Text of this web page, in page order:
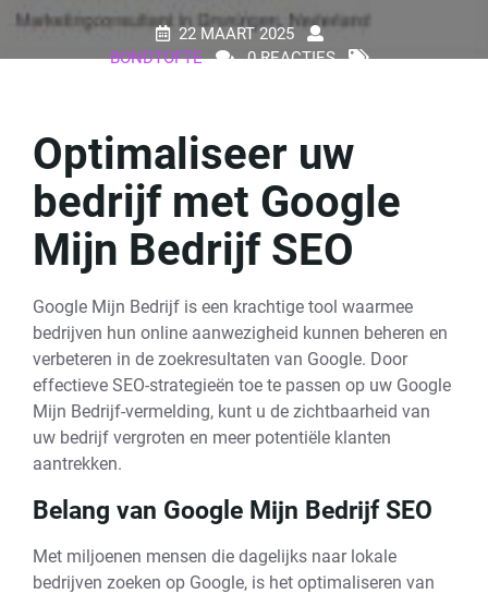
22 MAART 2025
BONDTOFTE
0 REACTIES
Optimaliseer uw
bedrijf met Google
Mijn Bedrijf SEO
Google Mijn Bedrijf is een krachtige tool waarmee
bedrijven hun online aanwezigheid kunnen beheren en
verbeteren in de zoekresultaten van Google. Door
effectieve SEO-strategieën toe te passen op uw Google
Mijn Bedrijf-vermelding, kunt u de zichtbaarheid van
uw bedrijf vergroten en meer potentiële klanten
aantrekken.
Belang van Google Mijn Bedrijf SEO
Met miljoenen mensen die dagelijks naar lokale
bedrijven zoeken op Google, is het optimaliseren van